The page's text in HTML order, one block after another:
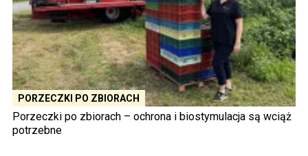
PORZECZKI PO ZBIORACH
Porzeczki po zbiorach – ochrona i biostymulacja są wciąż
potrzebne